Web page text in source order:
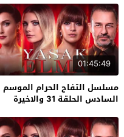
01:45:49
مسلسل التفاح الحرام الموسم
السادس الحلقة 31 والاخيرة